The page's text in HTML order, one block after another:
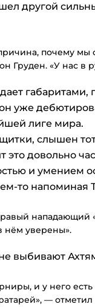
другой
почему мы
Груден. «У нас в
уже
лиге мира.
слышен
это довольно
и умением
то напоминая
нападающий
нём уверены».
выбивают
и у него
—